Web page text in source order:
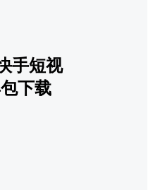
手短视
下载